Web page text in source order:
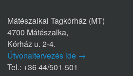
Mátészalkai Tagkórház (MT)
4700 Mátészalka,
Kórház u. 2-4.
Útvonaltervezés ide →
Tel.: +36 44/501-501